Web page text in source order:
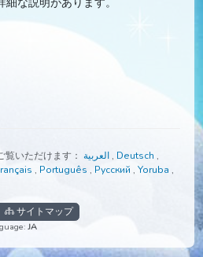
エックアンカー・レキシコン』
ご覧いただけます：
فارسی,Français,Português